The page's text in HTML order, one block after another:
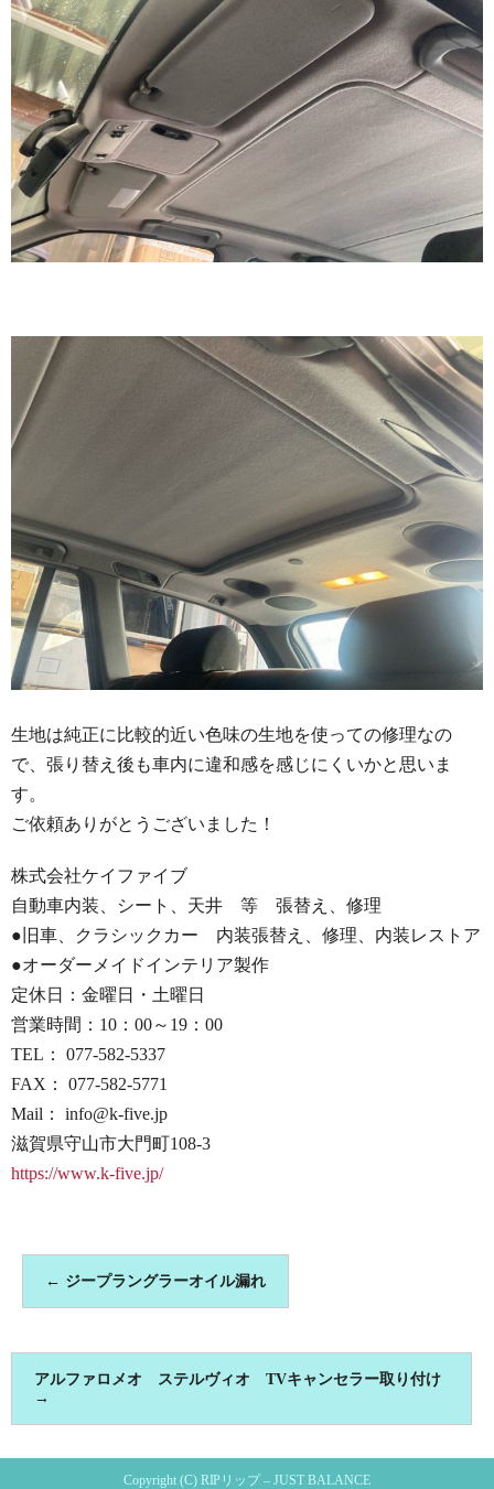
生地は純正に比較的近い色味の生地を使っての修理なの
で、張り替え後も車内に違和感を感じにくいかと思いま
す。
ご依頼ありがとうございました！
株式会社ケイファイブ
自動車内装、シート、天井 等 張替え、修理
●旧車、クラシックカー 内装張替え、修理、内装レストア
●オーダーメイドインテリア製作
定休日：金曜日・土曜日
営業時間：10：00～19：00
TEL： 077-582-5337
FAX： 077-582-5771
Mail： info@k-five.jp
滋賀県守山市大門町108-3
https://www.k-five.jp/
← ジープラングラーオイル漏れ
アルファロメオ ステルヴィオ TVキャンセラー取り付け
→
Copyright (C) RIPリップ – JUST BALANCE